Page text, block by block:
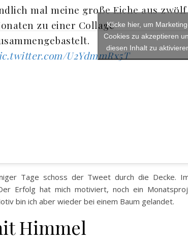
mal meine große Eiche aus zwölf
zu einer Collage
U2YdmmRx5T
Klicke hier, um
Cookies zu akzeptieren
diesen Inhalt zu
Tage schoss der Tweet durch die Decke.
Erfolg hat mich motiviert, noch ein
bin ich aber wieder bei einem Baum gelandet.
Himmel